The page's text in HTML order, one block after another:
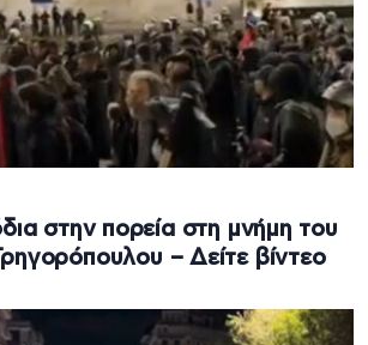
στην πορεία στη μνήμη του
– Δείτε βίντεο